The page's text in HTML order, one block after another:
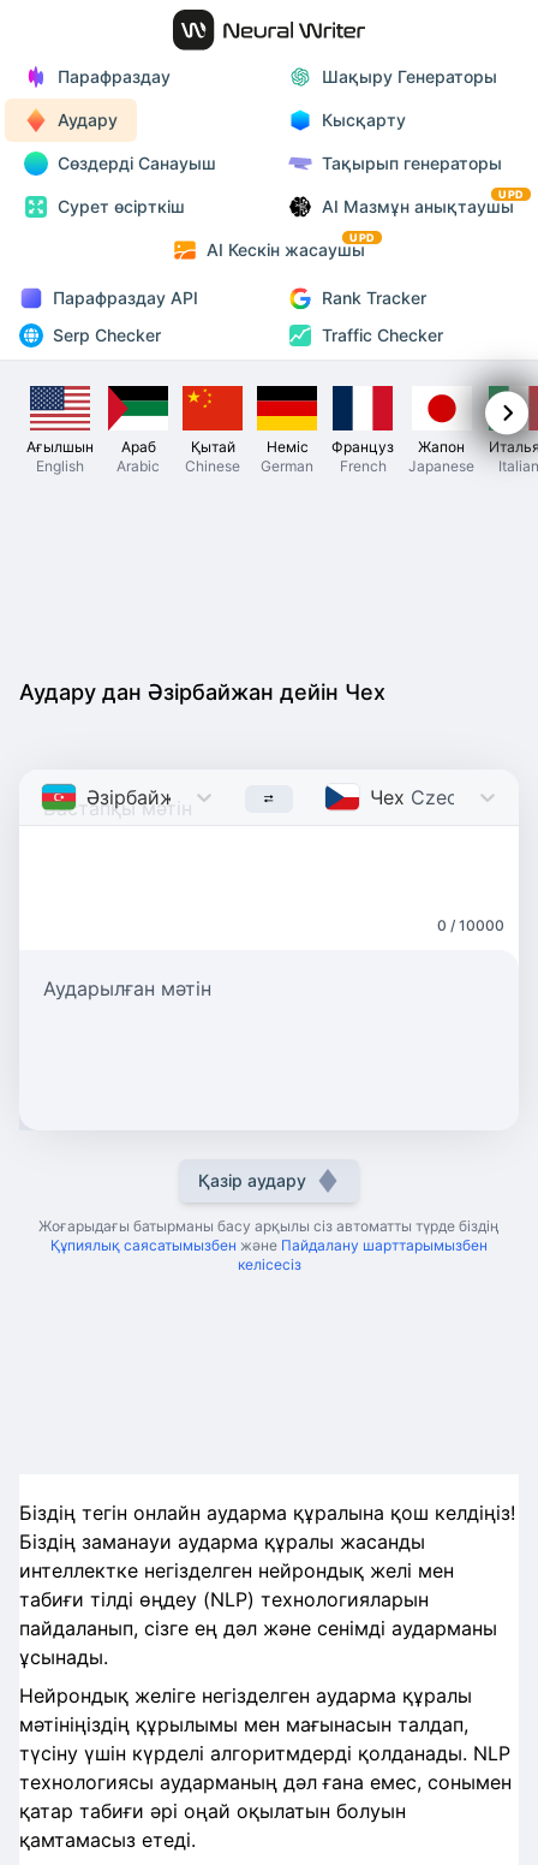
Парафраздау Шақыру Генераторы
Аудару Кысқарту
Сөздерді Санауыш Тақырып генераторы
Сурет өсірткіш AI Мазмұн анықтаушы
UPD
AI Кескін жасаушы
UPD
Парафраздау API
Rank Tracker
Serp Checker
Traffic Checker
Ағылшын
English
Араб
Arabic
Қытай
Chinese
Неміс
German
Француз
French
Жапон
Japanese
Italian
Аудару дан Әзірбайжан дейін Чех
Әзірбайжан Azerbaijani Чех Czech
0 / 10000
Аударылған мәтін
Қазір аудару
Жоғарыдағы батырманы басу арқылы сіз автоматты түрде біздің
Құпиялық саясатымызбен және Пайдалану шарттарымызбен
келісесіз
Біздің тегін онлайн аударма құралына қош келдіңіз!
Біздің заманауи аударма құралы жасанды
интеллектке негізделген нейрондық желі мен
табиғи тілді өңдеу (NLP) технологияларын
пайдаланып, сізге ең дәл және сенімді аударманы
ұсынады.
Нейрондық желіге негізделген аударма құралы
мәтініңіздің құрылымы мен мағынасын талдап,
түсіну үшін күрделі алгоритмдерді қолданады. NLP
технологиясы аударманың дәл ғана емес, сонымен
қатар табиғи әрі оңай оқылатын болуын
қамтамасыз етеді.